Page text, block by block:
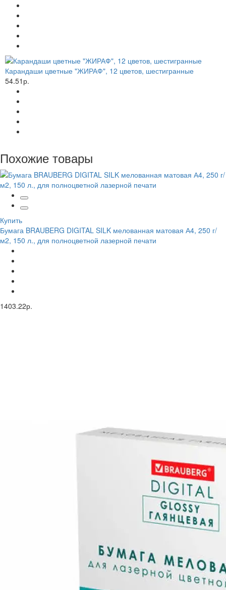
Карандаши цветные "ЖИРАФ", 12 цветов, шестигранные
54.51р.
Похожие товары
Купить
Бумага BRAUBERG DIGITAL SILK мелованная матовая А4, 250 г/
м2, 150 л., для полноцветной лазерной печати
1403.22р.